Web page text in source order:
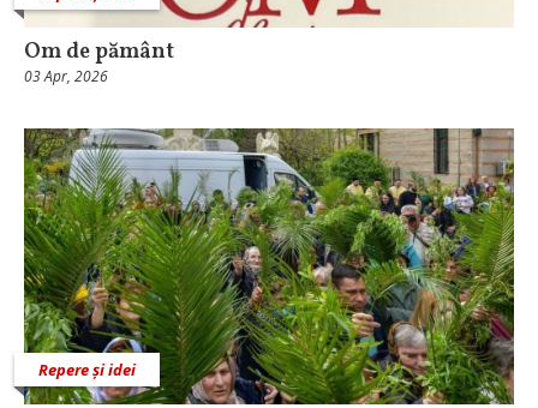
Om de pământ
03 Apr, 2026
Repere și idei